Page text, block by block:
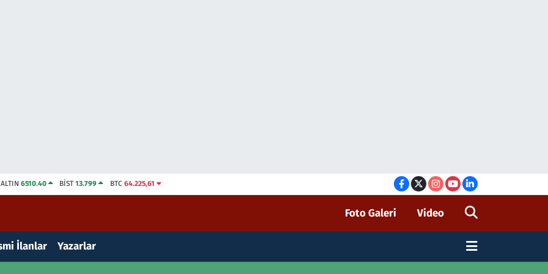
ALTIN 6510.40 BİST13.799 BTC 64.225,61
Foto Galeri Video
İlanlar Yazarlar